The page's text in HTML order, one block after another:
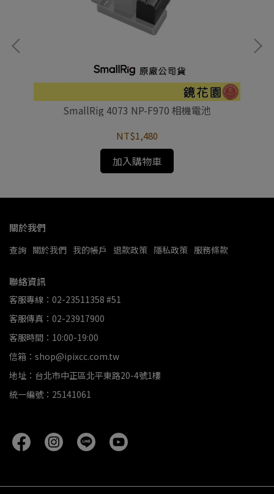
SmallRig 4073 NP-F970 相機電池
NT$1,480
加入購物車
關於我們
查詢 關於我們 我的帳戶 退款政策 隱私政策 服務條款
聯絡資訊
客服專線：02-23511358 #51
客服傳真：02-23917900
客服時間：10:00-19:00
信箱：shop@ipixcc.com.tw
地址：台北市中正區北平東路20-4號1樓
統一編號：25141061